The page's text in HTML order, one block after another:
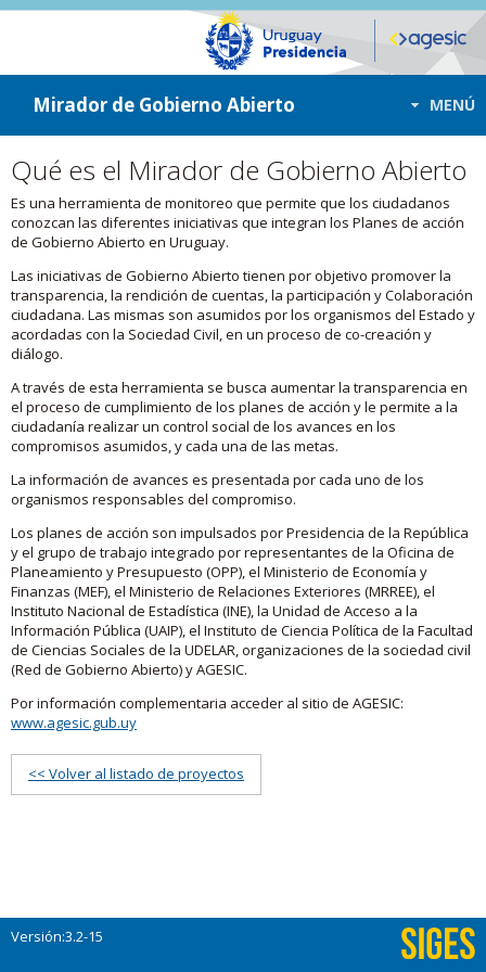
ir a contenido
ir al menú
Mirador de Gobierno Abierto MENÚ
Qué es el Mirador de Gobierno Abierto
Es una herramienta de monitoreo que permite que los ciudadanos
conozcan las diferentes iniciativas que integran los Planes de acción
de Gobierno Abierto en Uruguay.
Las iniciativas de Gobierno Abierto tienen por objetivo promover la
transparencia, la rendición de cuentas, la participación y Colaboración
ciudadana. Las mismas son asumidos por los organismos del Estado y
acordadas con la Sociedad Civil, en un proceso de co-creación y
diálogo.
A través de esta herramienta se busca aumentar la transparencia en
el proceso de cumplimiento de los planes de acción y le permite a la
ciudadanía realizar un control social de los avances en los
compromisos asumidos, y cada una de las metas.
La información de avances es presentada por cada uno de los
organismos responsables del compromiso.
Los planes de acción son impulsados por Presidencia de la República
y el grupo de trabajo integrado por representantes de la Oficina de
Planeamiento y Presupuesto (OPP), el Ministerio de Economía y
Finanzas (MEF), el Ministerio de Relaciones Exteriores (MRREE), el
Instituto Nacional de Estadística (INE), la Unidad de Acceso a la
Información Pública (UAIP), el Instituto de Ciencia Política de la Facultad
de Ciencias Sociales de la UDELAR, organizaciones de la sociedad civil
(Red de Gobierno Abierto) y AGESIC.
Por información complementaria acceder al sitio de AGESIC:
www.agesic.gub.uy
<< Volver al listado de proyectos
Versión:3.2-15